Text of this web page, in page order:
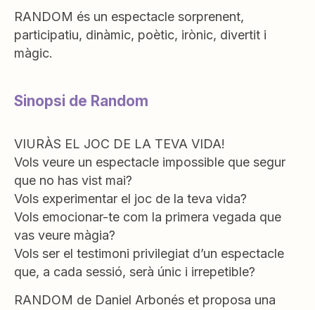
RANDOM és un espectacle sorprenent,
participatiu, dinàmic, poètic, irònic, divertit i
màgic.
Sinopsi de Random
VIURÀS EL JOC DE LA TEVA VIDA!
Vols veure un espectacle impossible que segur
que no has vist mai?
Vols experimentar el joc de la teva vida?
Vols emocionar-te com la primera vegada que
vas veure màgia?
Vols ser el testimoni privilegiat d’un espectacle
que, a cada sessió, serà únic i irrepetible?
RANDOM de Daniel Arbonés et proposa una